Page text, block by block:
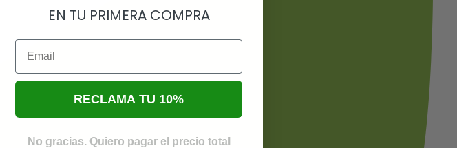
EN TU PRIMERA COMPRA
Email
RECLAMA TU 10%
No gracias. Quiero pagar el precio total